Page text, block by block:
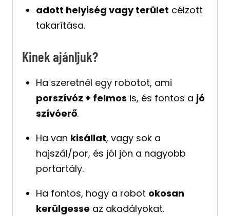
adott helyiség vagy terület célzott
takarítása.
Kinek ajánljuk?
Ha szeretnél egy robotot, ami
porszívóz + felmos is, és fontos a jó
szívóerő.
Ha van kisállat, vagy sok a
hajszál/por, és jól jön a nagyobb
portartály.
Ha fontos, hogy a robot okosan
kerülgesse az akadályokat.